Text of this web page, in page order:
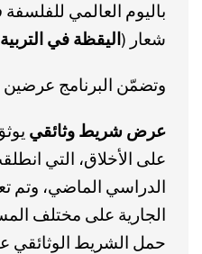
باليوم العالمي
شعار ( اليقظة في
وتضمّن البرنامج عرضين
عرض شريط وثائقي
على الأخلاق، التي
الدراسي الماضي، وتم
الجارية على مختلف
حمل الشريط الوثائقي